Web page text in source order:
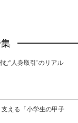
“人身取引”のリアル
える「小学生の甲子